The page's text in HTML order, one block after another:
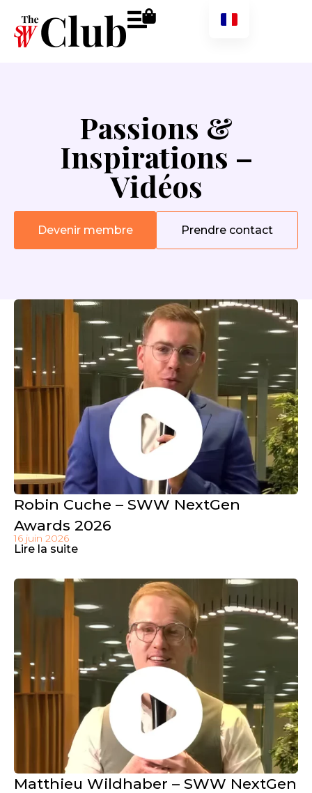
Passions &
Inspirations –
Vidéos
Devenir membre Prendre contact
Robin Cuche – SWW NextGen
Awards 2026
16 juin 2026
Lire la suite
Matthieu Wildhaber – SWW NextGen